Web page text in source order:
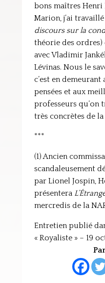
bons maîtres Henri
Marion, j’ai travaillé
discours sur la
théorie des
avec Vladimir
Lévinas. Nous le
c’est en
pensées et aux
professeurs qu’on
très concrètes de la
***
(1) Ancien
scandaleusement
par Lionel Jospin,
présentera
mercredis de la
Entretien publié
« Royaliste » – 19